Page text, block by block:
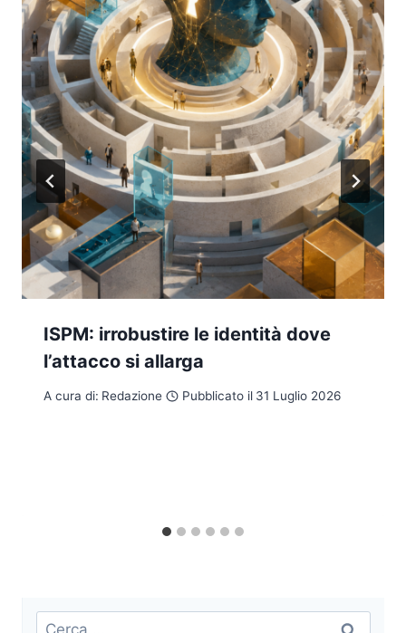
ISPM: irrobustire le identità dove
l’attacco si allarga
A cura di: Redazione Pubblicato il 31 Luglio 2026
Ricerca